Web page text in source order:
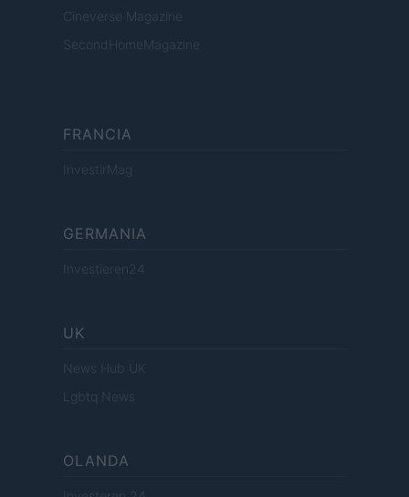
Cineverse Magazine
SecondHomeMagazine
FRANCIA
InvestirMag
GERMANIA
Investieren24
UK
News Hub UK
Lgbtq News
OLANDA